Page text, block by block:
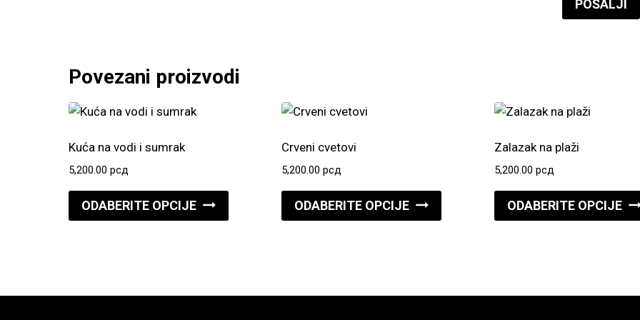
Povezani proizvodi
Kuća na vodi i sumrak
5,200.00 рсд
ODABERITE OPCIJE
proizvod
Opcije
Crveni cvetovi
5,200.00 рсд
ODABERITE OPCIJE
proizvod
Opcije
Zalazak na plaži
5,200.00 рсд
ODABERITE OPCIJE